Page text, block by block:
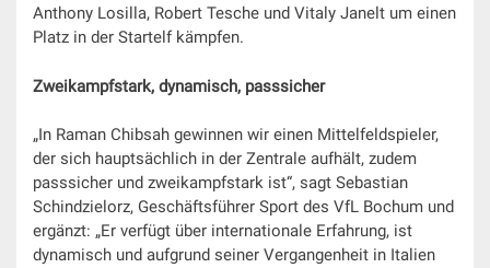
Anthony Losilla, Robert Tesche und Vitaly Janelt um einen
Platz in der Startelf kämpfen.
Zweikampfstark, dynamisch, passsicher
„In Raman Chibsah gewinnen wir einen Mittelfeldspieler,
der sich hauptsächlich in der Zentrale aufhält, zudem
passsicher und zweikampfstark ist“, sagt Sebastian
Schindzielorz, Geschäftsführer Sport des VfL Bochum und
ergänzt: „Er verfügt über internationale Erfahrung, ist
dynamisch und aufgrund seiner Vergangenheit in Italien